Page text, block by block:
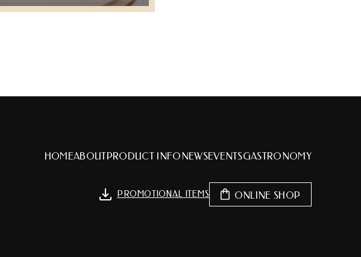
HOMEABOUTPRODUCT INFONEWSEVENTSGASTRONOMY
PROMOTIONAL ITEMS ONLINE SHOP